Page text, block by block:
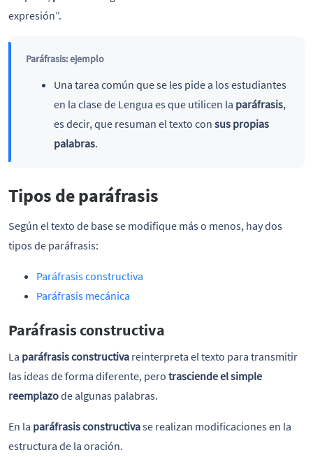
expresión”.
Paráfrasis: ejemplo
Una tarea común que se les pide a los estudiantes
en la clase de Lengua es que utilicen la paráfrasis,
es decir, que resuman el texto con sus propias
palabras.
Tipos de paráfrasis
Según el texto de base se modifique más o menos, hay dos
tipos de paráfrasis:
Paráfrasis constructiva
Paráfrasis mecánica
Paráfrasis constructiva
La paráfrasis constructiva reinterpreta el texto para transmitir
las ideas de forma diferente, pero trasciende el simple
reemplazode algunas palabras.
En la paráfrasis constructivase realizan modificaciones en la
estructura de la oración.